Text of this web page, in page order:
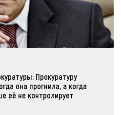
Прокуратуру
она прогнила, а когда
её не контролирует